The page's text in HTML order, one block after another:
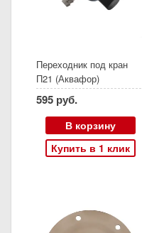
Переходник под кран
П21 (Аквафор)
595 руб.
В корзину
Купить в 1 клик